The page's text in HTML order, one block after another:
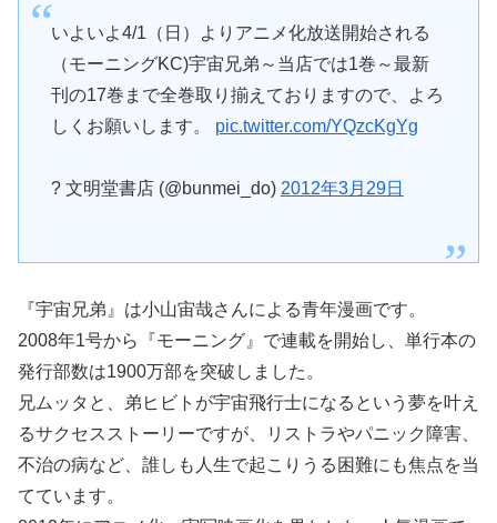
いよいよ4/1（日）よりアニメ化放送開始される
（モーニングKC)宇宙兄弟～当店では1巻～最新
刊の17巻まで全巻取り揃えておりますので、よろ
しくお願いします。 pic.twitter.com/YQzcKgYg
? 文明堂書店 (@bunmei_do) 2012年3月29日
『宇宙兄弟』は小山宙哉さんによる青年漫画です。
2008年1号から『モーニング』で連載を開始し、単行本の
発行部数は1900万部を突破しました。
兄ムッタと、弟ヒビトが宇宙飛行士になるという夢を叶え
るサクセスストーリーですが、リストラやパニック障害、
不治の病など、誰しも人生で起こりうる困難にも焦点を当
てています。